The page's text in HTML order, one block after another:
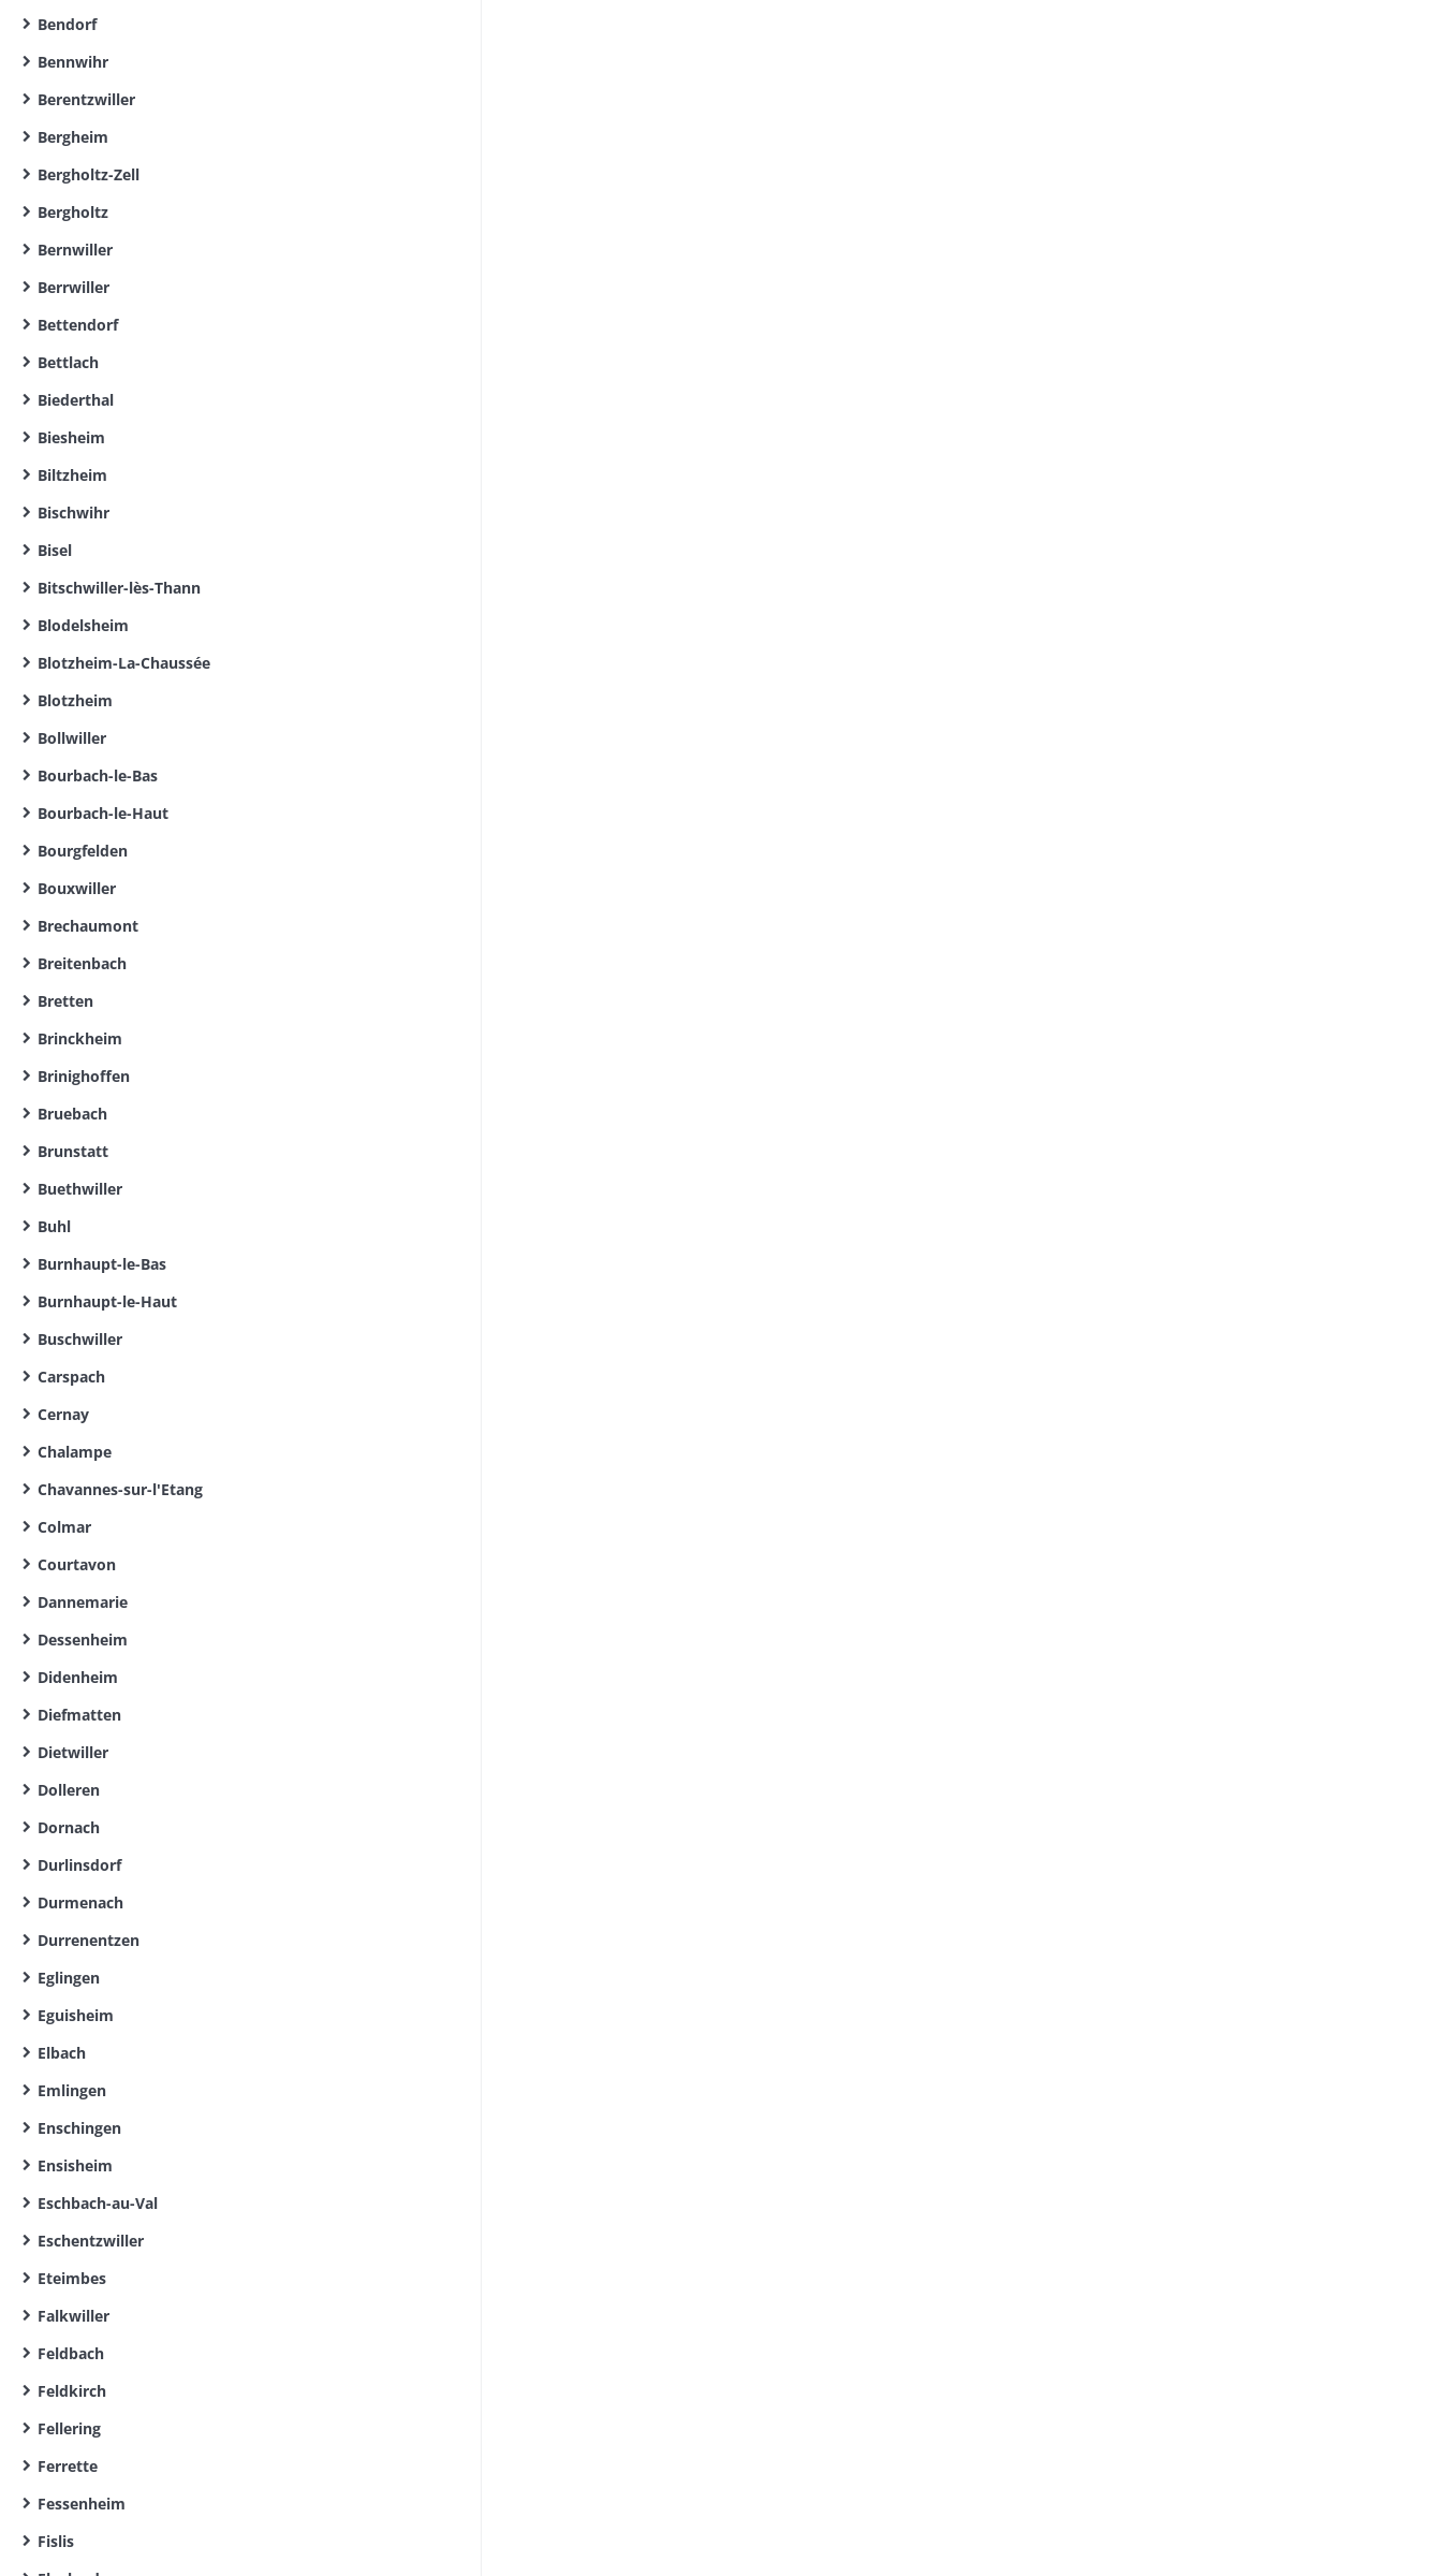
Bendorf
Bennwihr
Berentzwiller
Bergheim
Bergholtz-Zell
Bergholtz
Bernwiller
Berrwiller
Bettendorf
Bettlach
Biederthal
Biesheim
Biltzheim
Bischwihr
Bisel
Bitschwiller-lès-Thann
Blodelsheim
Blotzheim-La-Chaussée
Blotzheim
Bollwiller
Bourbach-le-Bas
Bourbach-le-Haut
Bourgfelden
Bouxwiller
Brechaumont
Breitenbach
Bretten
Brinckheim
Brinighoffen
Bruebach
Brunstatt
Buethwiller
Buhl
Burnhaupt-le-Bas
Burnhaupt-le-Haut
Buschwiller
Carspach
Cernay
Chalampe
Chavannes-sur-l'Etang
Colmar
Courtavon
Dannemarie
Dessenheim
Didenheim
Diefmatten
Dietwiller
Dolleren
Dornach
Durlinsdorf
Durmenach
Durrenentzen
Eglingen
Eguisheim
Elbach
Emlingen
Enschingen
Ensisheim
Eschbach-au-Val
Eschentzwiller
Eteimbes
Falkwiller
Feldbach
Feldkirch
Fellering
Ferrette
Fessenheim
Fislis